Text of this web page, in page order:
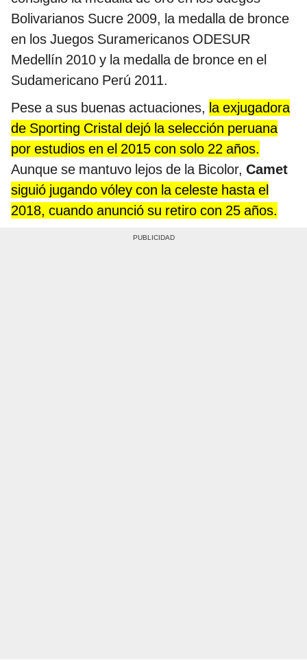
Bolivarianos Sucre 2009, la medalla de bronce
en los Juegos Suramericanos ODESUR
Medellín 2010 y la medalla de bronce en el
Sudamericano Perú 2011.
Pese a sus buenas actuaciones, la exjugadora
de Sporting Cristal dejó la selección peruana
por estudios en el 2015 con solo 22 años.
Aunque se mantuvo lejos de la Bicolor, Camet
siguió jugando vóley con la celeste hasta el
2018, cuando anunció su retiro con 25 años.